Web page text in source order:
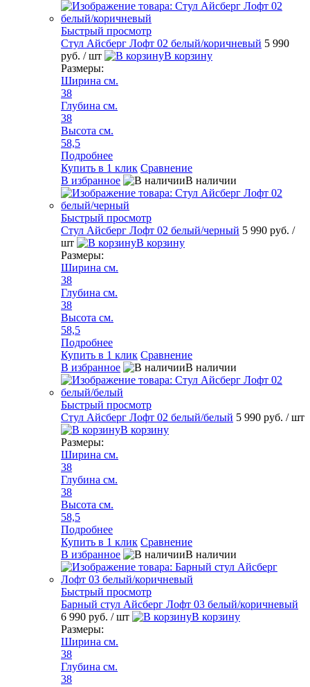
Быстрый просмотр
Стул Айсберг Лофт 02 белый/коричневый 5 990
руб. / шт
В корзину
Размеры:
Ширина см.
38
Глубина см.
38
Высота см.
58,5
Подробнее
Купить в 1 клик Сравнение
В избранное
В наличии
Быстрый просмотр
Стул Айсберг Лофт 02 белый/черный 5 990 руб. /
шт
В корзину
Размеры:
Ширина см.
38
Глубина см.
38
Высота см.
58,5
Подробнее
Купить в 1 клик Сравнение
В избранное
В наличии
Быстрый просмотр
Стул Айсберг Лофт 02 белый/белый 5 990 руб. / шт
В корзину
Размеры:
Ширина см.
38
Глубина см.
38
Высота см.
58,5
Подробнее
Купить в 1 клик Сравнение
В избранное
В наличии
Быстрый просмотр
Барный стул Айсберг Лофт 03 белый/коричневый
6 990 руб. / шт
В корзину
Размеры:
Ширина см.
38
Глубина см.
38